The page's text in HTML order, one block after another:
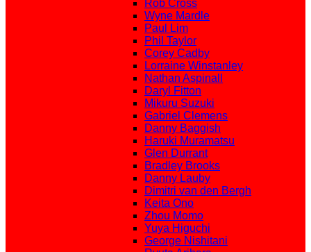
Rob Cross
Wyne Mardle
Paul Lim
Phil Taylor
Corey Cadby
Lorraine Winstanley
Nathan Aspinall
Daryl Fitton
Mikuru Suzuki
Gabriel Clemens
Danny Baggish
Haruki Muramatsu
Glen Durrant
Bradley Brooks
Danny Lauby
Dimitri van den Bergh
Keita Ono
Zhou Momo
Yuya Higuchi
George Nishitani